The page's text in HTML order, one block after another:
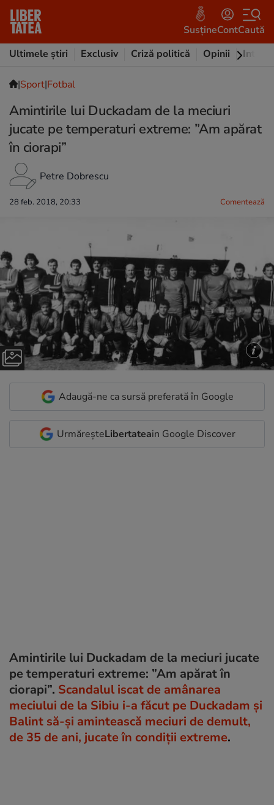
SusțineContCaută
Ultimele știri
Exclusiv Criză politică Opinii
|Sport|Fotbal
Amintirile lui Duckadam de la meciuri
jucate pe temperaturi extreme: ”Am apărat
în ciorapi”
Petre Dobrescu
28 feb. 2018, 20:33 Comentează
Adaugă-ne ca sursă preferată în Google
UrmăreșteLibertateain Google Discover
Amintirile lui Duckadam de la meciuri jucate
pe temperaturi extreme: ”Am apărat în
ciorapi”. Scandalul iscat de amânarea
meciului de la Sibiu i-a făcut pe Duckadam și
Balint să-și amintească meciuri de demult,
de 35 de ani, jucate în condiții extreme.